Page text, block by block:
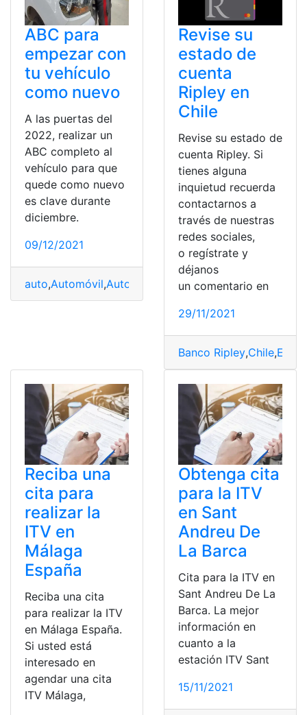
ABC para
empezar con
tu vehículo
como nuevo
A las puertas del
2022, realizar un
ABC completo al
vehículo para que
quede como nuevo
es clave durante
diciembre.
09/12/2021
auto,Automóvil,Autos Autos nuevos,revisiones
Revise su
estado de
cuenta
Ripley en
Chile
Revise su estado de
cuenta Ripley. Si
tienes alguna
inquietud recuerda
contactarnos a
través de nuestras
redes sociales,
o regístrate y
déjanos
un comentario en
29/11/2021
Banco Ripley,Chile,
Reciba una
cita para
realizar la
ITV en
Málaga
España
Reciba una cita
para realizar la ITV
en Málaga España.
Si usted está
interesado en
agendar una cita
ITV Málaga,
Obtenga cita
para la ITV
en Sant
Andreu De
La Barca
Cita para la ITV en
Sant Andreu De La
Barca. La mejor
información en
cuanto a la
estación ITV Sant
15/11/2021